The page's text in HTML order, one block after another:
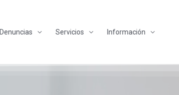
Denuncias Servicios Información